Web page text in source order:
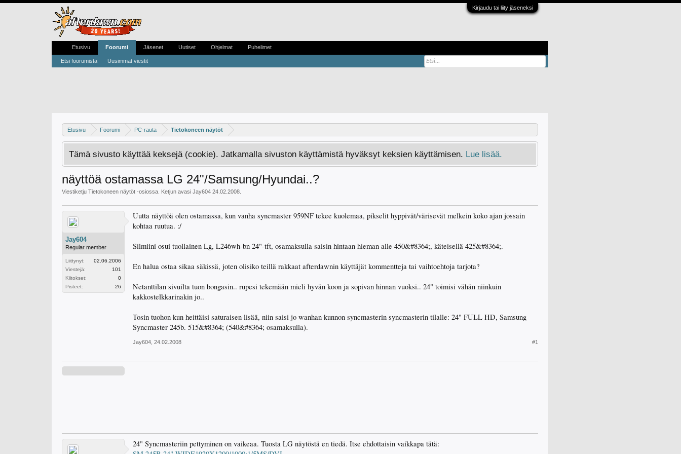
Kirjaudu tai liity jäseneksi
Etusivu Foorumi PC-rauta Tietokoneen näytöt
Tämä sivusto käyttää keksejä (cookie). Jatkamalla sivuston käyttämistä hyväksyt keksien käyttämisen. Lue lisää.
näyttöä ostamassa LG 24"/Samsung/Hyundai..?
Viestiketju Tietokoneen näytöt -osiossa. Ketjun avasi Jay604 24.02.2008
Jay604
Regular member
Liittynyt:
02.06.2006
Viestejä:
101
Kiitokset:
0
Pisteet:
26
Uutta näyttöä olen ostamassa, kun vanha syncmaster 959NF tekee kuolemaa, pikselit hyppivät/värisevät melkein koko ajan jossain
kohtaa ruutua. :/
Silmiini osui tuollainen Lg, L246wh-bn 24"-tft, osamaksulla saisin hintaan hieman alle 450&#8364;, käteisellä 425&#8364;.
En halua ostaa sikaa säkissä, joten olisiko teillä rakkaat afterdawnin käyttäjät kommentteja tai vaihtoehtoja tarjota?
Netanttilan sivuilta tuon bongasin.. rupesi tekemään mieli hyvän koon ja sopivan hinnan vuoksi.. 24" toimisi vähän niinkuin
kakkostelkkarinakin jo..
Tosin tuohon kun heittäisi saturaisen lisää, niin saisi jo wanhan kunnon syncmasterin syncmasterin tilalle: 24" FULL HD, Samsung
Syncmaster 245b. 515&#8364; (540&#8364; osamaksulla).
Jay604 24.02.2008 #1
24" Syncmasteriin pettyminen on vaikeaa. Tuosta LG näytöstä en tiedä. Itse ehdottaisin vaikkapa tätä:
Etusivu Foorumi
Etsi foorumista Uusimmat viestit
Jäsenet Uutiset Ohjelmat Puhelimet